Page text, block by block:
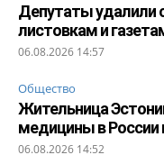
Депутаты удалили
листовкам и
06.08.2026 14:57
Общество
Жительница
медицины в России
06.08.2026 14:52